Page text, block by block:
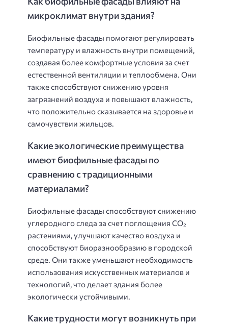
микроклимат внутри здания?
Биофильные фасады помогают регулировать
температуру и влажность внутри помещений,
создавая более комфортные условия за счет
естественной вентиляции и теплообмена. Они
также способствуют снижению уровня
загрязнений воздуха и повышают влажность,
что положительно сказывается на здоровье и
самочувствии жильцов.
Какие экологические преимущества
имеют биофильные фасады по
сравнению с традиционными
материалами?
Биофильные фасады способствуют снижению
углеродного следа за счет поглощения CO₂
растениями, улучшают качество воздуха и
способствуют биоразнообразию в городской
среде. Они также уменьшают необходимость
использования искусственных материалов и
технологий, что делает здания более
экологически устойчивыми.
Какие трудности могут возникнуть при